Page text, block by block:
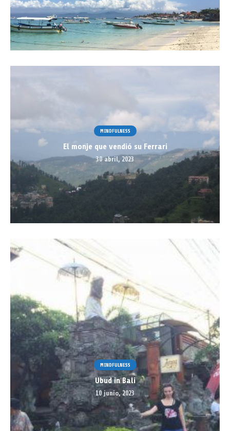
MINDFULNESS
El monje que vendió su Ferrari
30 abril, 2023
MINDFULNESS
Ubud in Bali
10 junio, 2023